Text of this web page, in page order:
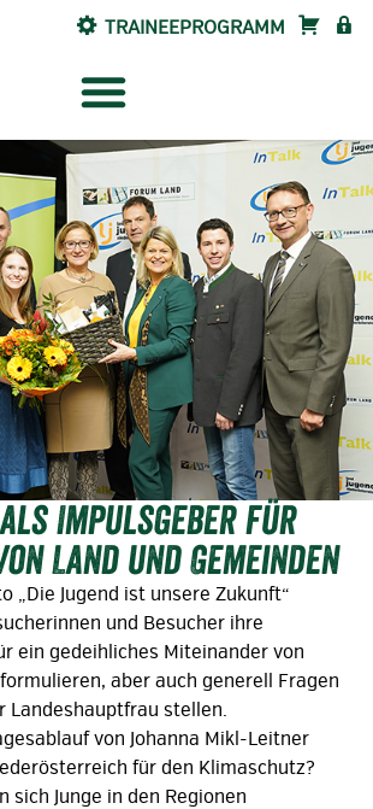
TRAINEEPROGRAMM SHOP
Impulsgeber für
Land und Gemeinden
„Die Jugend ist unsere Zukunft“
und Besucher ihre
ein gedeihliches Miteinander von
aber auch generell Fragen
Landeshauptfrau stellen.
von Johanna Mikl-Leitner
für den Klimaschutz?
sich Junge in den Regionen